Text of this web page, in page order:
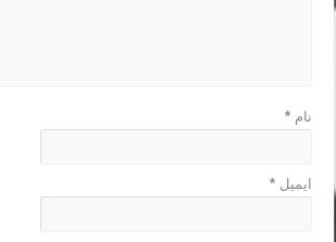
نام*
ایمیل*